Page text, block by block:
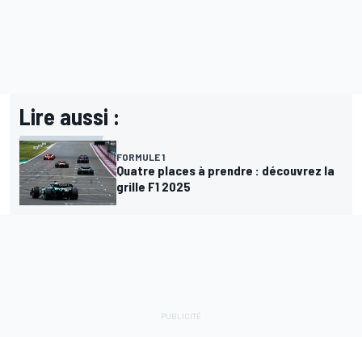
Lire aussi :
FORMULE 1
Quatre places à prendre : découvrez la
grille F1 2025